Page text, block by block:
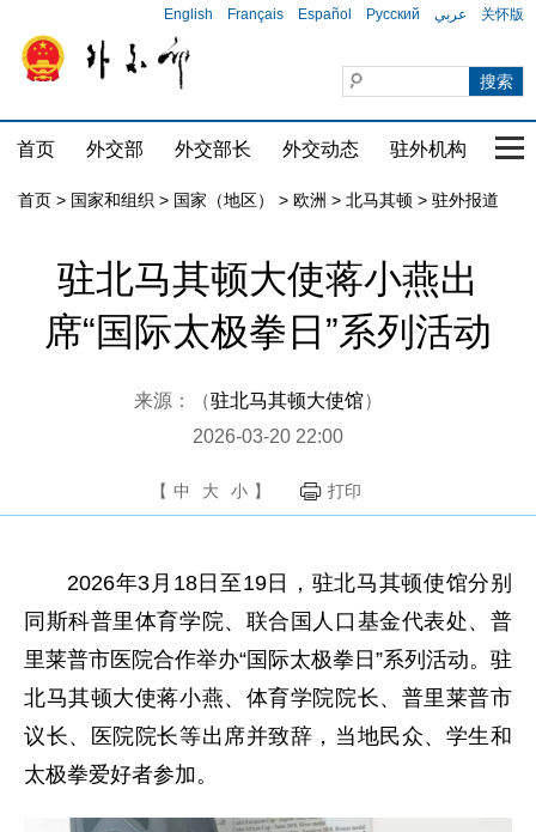
English Français Español Русский عربي 关怀版
首页 外交部 外交部长 外交动态 驻外机构 国
首页 > 国家和组织 > 国家（地区） > 欧洲 > 北马其顿 > 驻外报道
驻北马其顿大使蒋小燕出
席“国际太极拳日”系列活动
来源：（驻北马其顿大使馆）
2026-03-20 22:00
【 中 大 小 】 打印
2026年3月18日至19日，驻北马其顿使馆分别
同斯科普里体育学院、联合国人口基金代表处、普
里莱普市医院合作举办“国际太极拳日”系列活动。驻
北马其顿大使蒋小燕、体育学院院长、普里莱普市
议长、医院院长等出席并致辞，当地民众、学生和
太极拳爱好者参加。